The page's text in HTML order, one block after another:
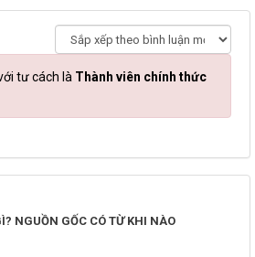
tư cách là Thành viên chính thức
NGUỒN GỐC CÓ TỪ KHI NÀO